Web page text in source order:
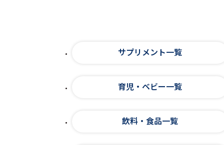
サプリメント一覧
育児・ベビー一覧
飲料・食品一覧